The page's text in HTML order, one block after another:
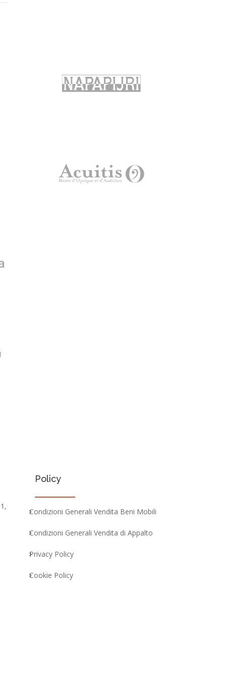
Policy
Condizioni Generali Vendita Beni Mobili
Condizioni Generali Vendita di Appalto
Privacy Policy
Cookie Policy